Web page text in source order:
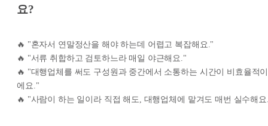
요?
🔥 "혼자서 연말정산을 해야 하는데 어렵고 복잡해요."
🔥 "서류 취합하고 검토하느라 매일 야근해요."
🔥 "대행업체를 써도 구성원과 중간에서 소통하는 시간이 비효율적이
에요."
🔥 "사람이 하는 일이라 직접 해도, 대행업체에 맡겨도 매번 실수해